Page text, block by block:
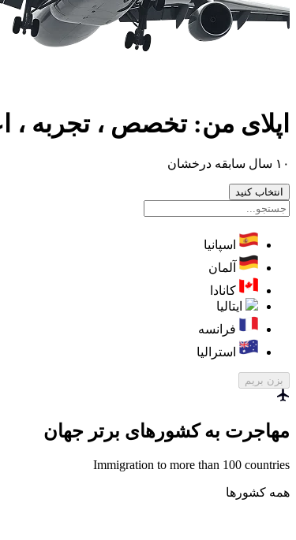
اپلای من: تخصص ، تجربه ،
۱۰ سال سابقه درخشان
انتخاب کنید
اسپانیا
آلمان
کانادا
ایتالیا
فرانسه
استرالیا
بزن بریم
مهاجرت به کشورهای برتر جهان
Immigration to more than 100 countries
همه کشورها